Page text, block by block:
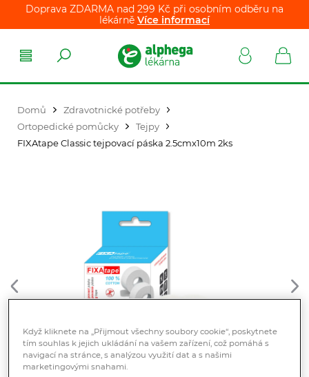
Doprava ZDARMA nad 299 Kč při osobním odběru na
lékárně Více informací
Domů
Zdravotnické potřeby
Ortopedické pomůcky
Tejpy
FIXAtape Classic tejpovací páska 2.5cmx10m 2ks
Když kliknete na „Přijmout všechny soubory cookie“, poskytnete
tím souhlas k jejich ukládání na vašem zařízení, což pomáhá s
navigací na stránce, s analýzou využití dat a s našimi
marketingovými snahami.